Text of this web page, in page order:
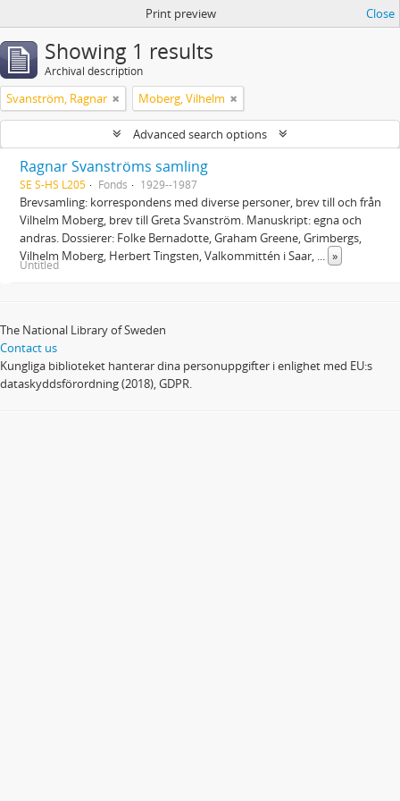
Print preview Close
Showing 1 results
Archival description
Svanström, Ragnar Moberg, Vilhelm
Advanced search options
Ragnar Svanströms samling
SE S-HS L205 Fonds 1929--1987
Brevsamling: korrespondens med diverse personer, brev till och från
Vilhelm Moberg, brev till Greta Svanström. Manuskript: egna och
andras. Dossierer: Folke Bernadotte, Graham Greene, Grimbergs,
Vilhelm Moberg, Herbert Tingsten, Valkommittén i Saar, ... »
Untitled
The National Library of Sweden
Contact us
Kungliga biblioteket hanterar dina personuppgifter i enlighet med EU:s
dataskyddsförordning (2018), GDPR.